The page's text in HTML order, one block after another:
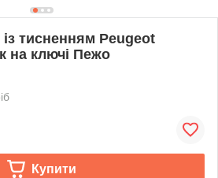
тисненням Peugeot
на ключі Пежо
Купити